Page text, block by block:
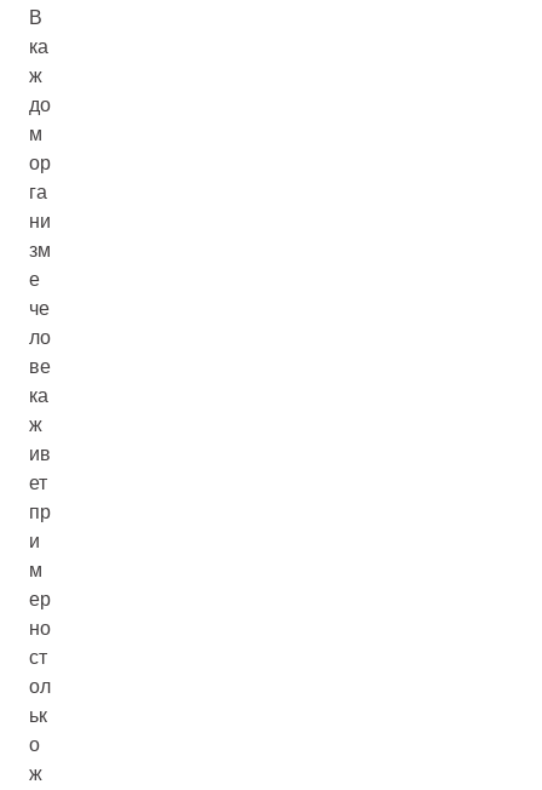
В
ка
ж
до
м
ор
га
ни
зм
е
че
ло
ве
ка
ж
ив
ет
пр
и
м
ер
но
ст
ол
ьк
о
ж